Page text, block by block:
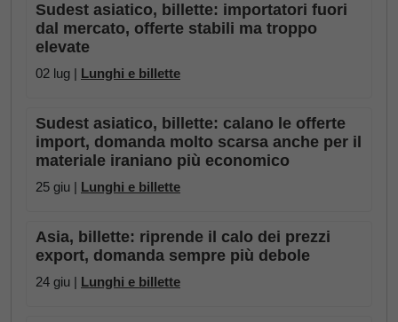
Sudest asiatico, billette: importatori fuori
dal mercato, offerte stabili ma troppo
elevate
02 lug | Lunghi e billette
Sudest asiatico, billette: calano le offerte
import, domanda molto scarsa anche per il
materiale iraniano più economico
25 giu | Lunghi e billette
Asia, billette: riprende il calo dei prezzi
export, domanda sempre più debole
24 giu | Lunghi e billette